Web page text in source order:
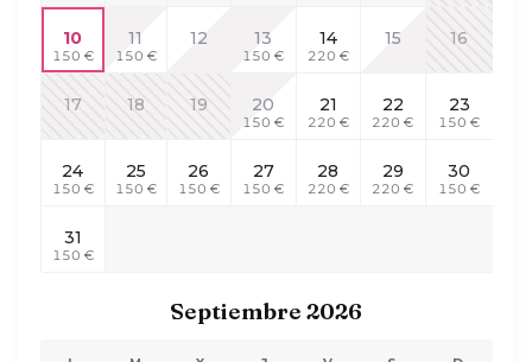
10
150 €
11
150 €
12 13
150 €
14
220 €
15 16
17 18 19 20
150 €
21
220 €
22
220 €
23
150 €
24
150 €
25
150 €
26
150 €
27
150 €
28
220 €
29
220 €
30
150 €
31
150 €
Septiembre 2026